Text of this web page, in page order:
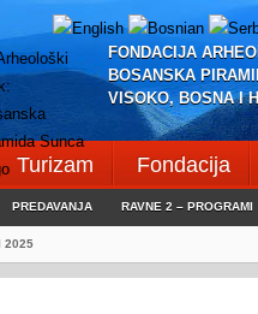
FONDACIJA
BOSANSKA
VISOKO, BOSNA I
Turizam Fondacija
PREDAVANJA RAVNE 2 – PROGRAMI
2025